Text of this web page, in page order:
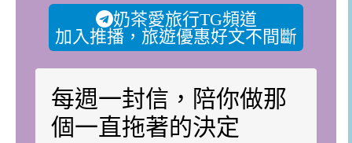
奶茶愛旅行TG頻道
加入推播，旅遊優惠好文不間斷
每週一封信，陪你做那
個一直拖著的決定